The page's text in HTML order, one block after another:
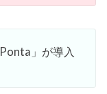
」が導入